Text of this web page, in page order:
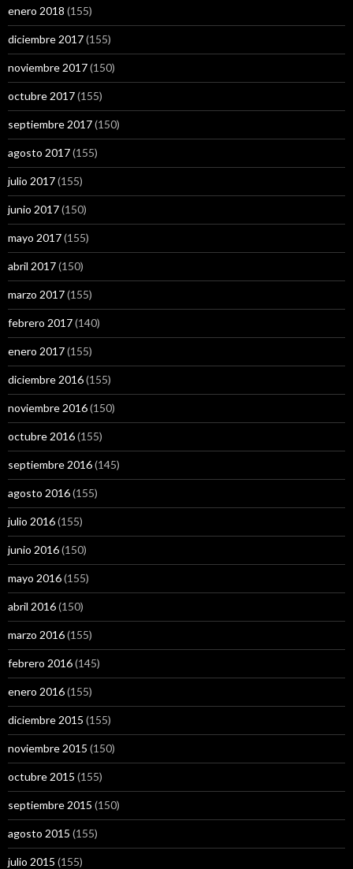
enero 2018 (155)
diciembre 2017(155)
noviembre 2017(150)
octubre 2017(155)
septiembre 2017(150)
agosto 2017(155)
julio 2017(155)
junio 2017(150)
mayo 2017(155)
abril 2017(150)
marzo 2017(155)
febrero 2017(140)
enero 2017(155)
diciembre 2016(155)
noviembre 2016(150)
octubre 2016(155)
septiembre 2016(145)
agosto 2016(155)
julio 2016(155)
junio 2016(150)
mayo 2016(155)
abril 2016(150)
marzo 2016(155)
febrero 2016(145)
enero 2016(155)
diciembre 2015 (155)
noviembre 2015 (150)
octubre 2015 (155)
septiembre 2015 (150)
agosto 2015 (155)
julio 2015 (155)